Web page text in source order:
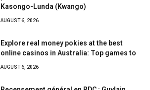
Kasongo-Lunda (Kwango)
AUGUST 6, 2026
Explore real money pokies at the best
online casinos in Australia: Top games to
AUGUST 6, 2026